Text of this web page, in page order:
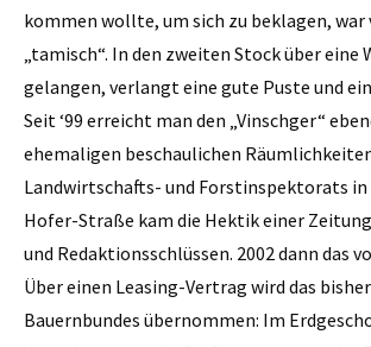
kommen wollte, um sich zu beklagen, war
„tamisch“. In den zweiten Stock über eine
gelangen, verlangt eine gute Puste und
Seit ‘99 erreicht man den „Vinschger“
ehemaligen beschaulichen
Landwirtschafts- und Forstinspektorats in
Hofer-Straße kam die Hektik einer
und Redaktionsschlüssen. 2002 dann das
Über einen Leasing-Vertrag wird das
Bauernbundes übernommen: Im